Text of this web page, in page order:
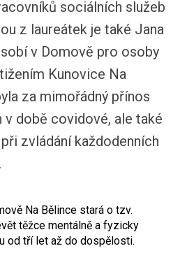
sociálních služeb
z laureátek je také Jana
v Domově pro osoby
Kunovice Na
za mimořádný přínos
v době covidové, ale také
zvládání každodenních
Na Bělince stará o tzv.
těžce mentálně a fyzicky
od tří let až do dospělosti.